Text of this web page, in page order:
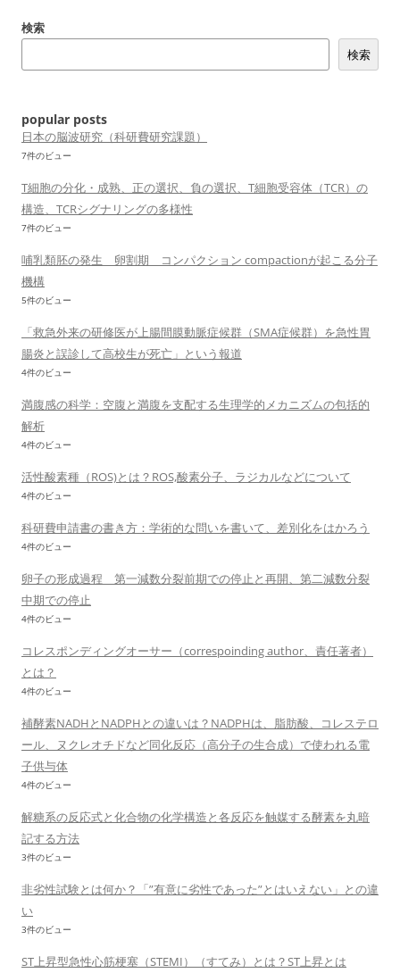
ー
検索
検索
popular posts
日本の脳波研究（科研費研究課題）
7件のビュー
T細胞の分化・成熟、正の選択、負の選択、T細胞受容体（TCR）の
構造、TCRシグナリングの多様性
7件のビュー
哺乳類胚の発生 卵割期 コンパクション compactionが起こる分子
機構
5件のビュー
「救急外来の研修医が上腸間膜動脈症候群（SMA症候群）を急性胃
腸炎と誤診して高校生が死亡」という報道
4件のビュー
満腹感の科学：空腹と満腹を支配する生理学的メカニズムの包括的
解析
4件のビュー
活性酸素種（ROS)とは？ROS,酸素分子、ラジカルなどについて
4件のビュー
科研費申請書の書き方：学術的な問いを書いて、差別化をはかろう
4件のビュー
卵子の形成過程 第一減数分裂前期での停止と再開、第二減数分裂
中期での停止
4件のビュー
コレスポンディングオーサー（correspoinding author、責任著者）
とは？
4件のビュー
補酵素NADHとNADPHとの違いは？NADPHは、脂肪酸、コレステロ
ール、ヌクレオチドなど同化反応（高分子の生合成）で使われる電
子供与体
4件のビュー
解糖系の反応式と化合物の化学構造と各反応を触媒する酵素を丸暗
記する方法
3件のビュー
非劣性試験とは何か？「”有意に劣性であった”とはいえない」との違
い
3件のビュー
ST上昇型急性心筋梗塞（STEMI）（すてみ）とは？ST上昇とは